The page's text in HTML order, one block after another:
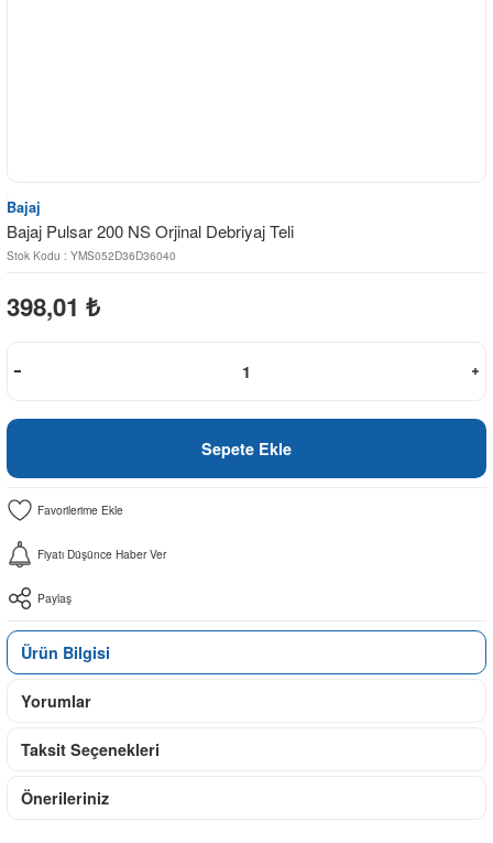
Bajaj
Bajaj Pulsar 200 NS Orjinal Debriyaj Teli
Stok Kodu : YMS052D36D36040
398,01 ₺
Sepete Ekle
Fiyatı Düşünce Haber Ver
Paylaş
Ürün Bilgisi
Yorumlar
Taksit Seçenekleri
Önerileriniz